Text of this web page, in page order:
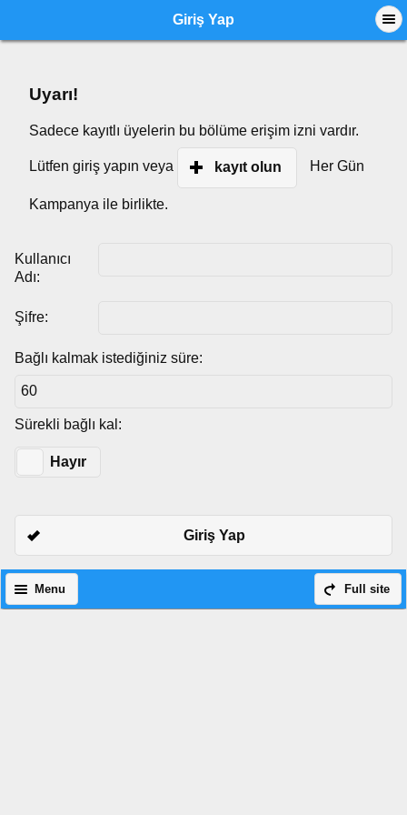
Giriş Yap
Uyarı!
Sadece kayıtlı üyelerin bu bölüme erişim izni vardır.
Lütfen giriş yapın veya kayıt olun Her Gün
Kampanya ile birlikte.
Kullanıcı
Adı:
Şifre:
Bağlı kalmak istediğiniz süre:
Sürekli bağlı kal:
Hayır
Giriş Yap
Full site
Menu